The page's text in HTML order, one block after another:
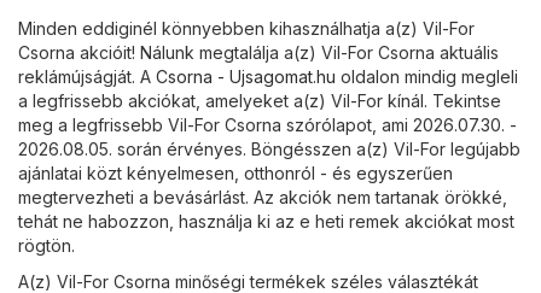
Minden eddiginél könnyebben kihasználhatja a(z) Vil-For
Csorna akcióit! Nálunk megtalálja a(z) Vil-For Csorna aktuális
reklámújságját. A Csorna - Ujsagomat.hu oldalon mindig megleli
a legfrissebb akciókat, amelyeket a(z) Vil-For kínál. Tekintse
meg a legfrissebb Vil-For Csorna szórólapot, ami 2026.07.30. -
2026.08.05. során érvényes. Böngésszen a(z) Vil-For legújabb
ajánlatai közt kényelmesen, otthonról - és egyszerűen
megtervezheti a bevásárlást. Az akciók nem tartanak örökké,
tehát ne habozzon, használja ki az e heti remek akciókat most
rögtön.
A(z) Vil-For Csorna minőségi termékek széles választékát